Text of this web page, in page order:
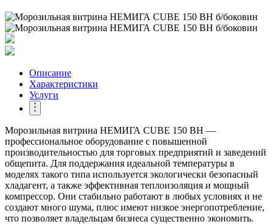
Описание
Характеристики
Услуги
Морозильная витрина НЕМИГА CUBE 150 ВН —
профессиональное оборудование с повышенной
производительностью для торговых предприятий и заведений
общепита. Для поддержания идеальной температуры в
моделях такого типа используется экологически безопасный
хладагент, а также эффективная теплоизоляция и мощный
компрессор. Они стабильно работают в любых условиях и не
создают много шума, плюс имеют низкое энергопотребление,
что позволяет владельцам бизнеса существенно экономить.